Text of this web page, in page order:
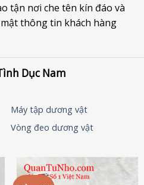
tận nơi che tên kín đáo và
thông tin khách hàng
Dục Nam
Máy tập dương vật
Vòng đeo dương vật